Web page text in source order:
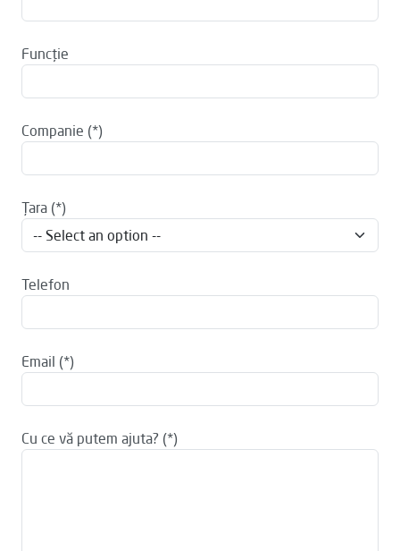
Funcţie
Companie
Ţara
Telefon
Email
Cu ce vă putem ajuta?